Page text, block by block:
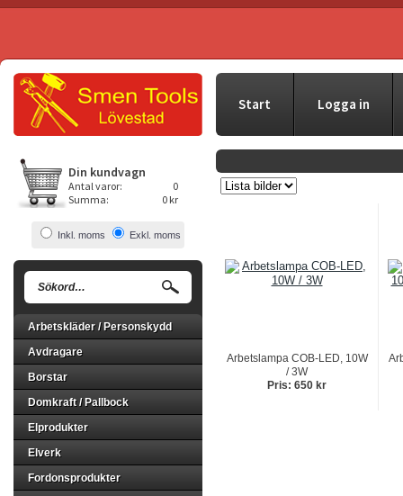
Start Logga in
Din kundvagn
Antal varor:
0
Summa:
0 kr
Inkl. moms Exkl. moms
Arbetskläder / Personskydd
Avdragare
Borstar
Domkraft / Pallbock
Elprodukter
Elverk
Fordonsprodukter
Arbetslampa COB-LED, 10W
/ 3W
Pris: 650 kr